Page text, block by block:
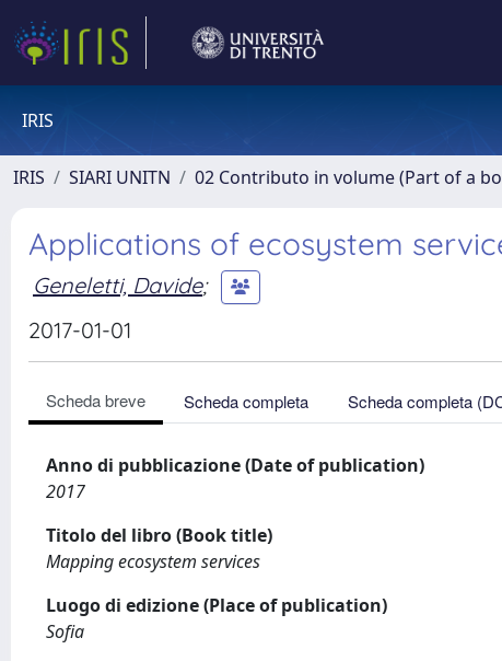
IRIS
IRIS SIARI UNITN 02 Contributo in volume (Part of a
Applications of ecosystem
Geneletti, Davide;
2017-01-01
Scheda breve Scheda completa Scheda completa
Anno di pubblicazione (Date of publication)
2017
Titolo del libro (Book title)
Mapping ecosystem services
Luogo di edizione (Place of publication)
Sofia